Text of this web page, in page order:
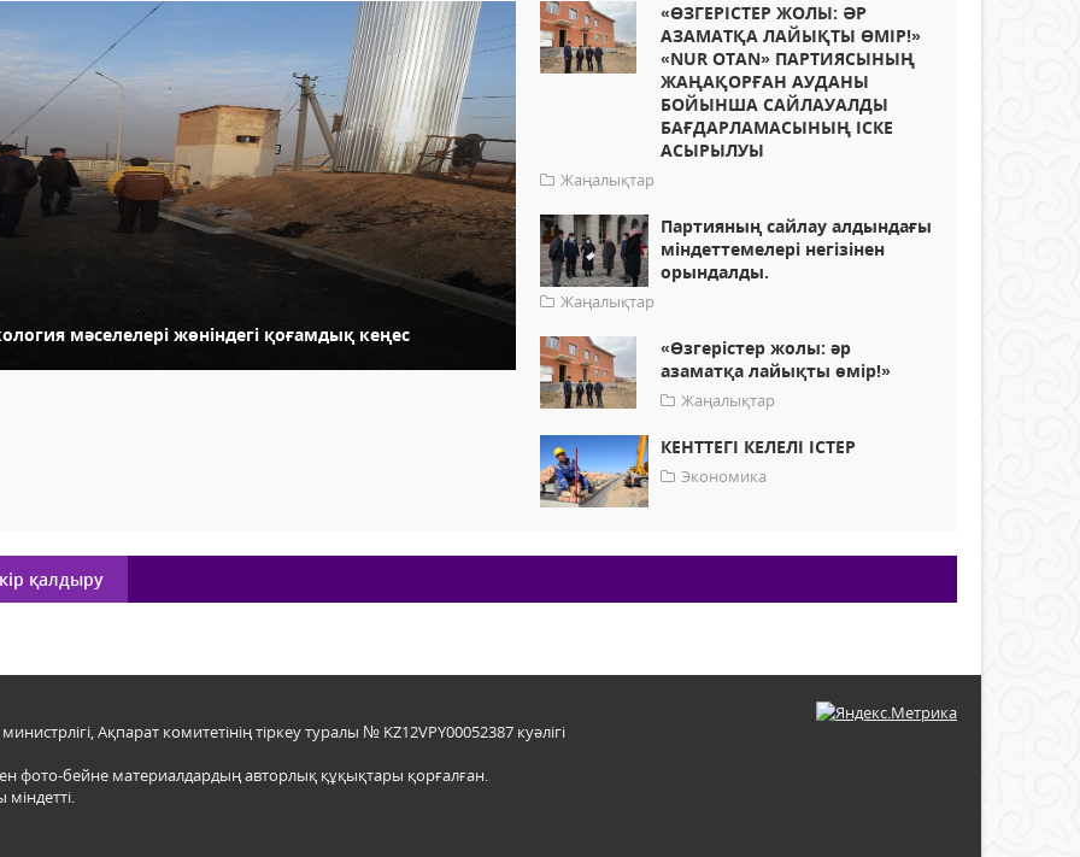
мәселелері жөніндегі қоғамдық кеңес
«ӨЗГЕРІСТЕР ЖОЛЫ: ӘР
АЗАМАТҚА ЛАЙЫҚТЫ ӨМІР!»
«NUR OTAN» ПАРТИЯСЫНЫҢ
ЖАҢАҚОРҒАН АУДАНЫ
БОЙЫНША САЙЛАУАЛДЫ
БАҒДАРЛАМАСЫНЫҢ ІСКЕ
АСЫРЫЛУЫ
Жаңалықтар
Партияның сайлау алдындағы
міндеттемелері негізінен
орындалды.
Жаңалықтар
«Өзгерістер жолы: әр
азаматқа лайықты өмір!»
Жаңалықтар
КЕНТТЕГІ КЕЛЕЛІ ІСТЕР
Экономика
қалдыру
Ақпарат комитетінің тіркеу туралы № KZ12VPY00052387 куәлігі
фото-бейне материалдардың авторлық құқықтары қорғалған.